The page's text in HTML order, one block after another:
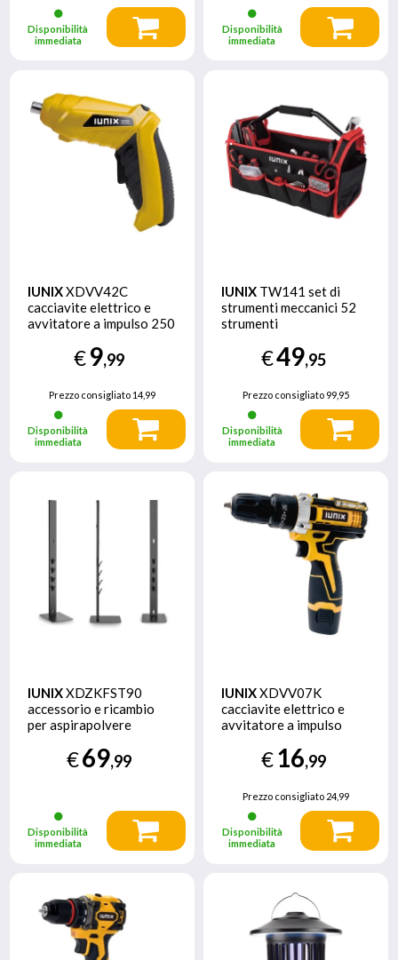
Disponibilità
immediata
Disponibilità
immediata
IUNIXXDVV42C
cacciavite elettrico e
avvitatore a impulso 250
€9,99
Prezzo consigliato14,99
Disponibilità
immediata
IUNIX TW141 set di
strumenti meccanici 52
strumenti
€49,95
Prezzo consigliato 99,95
Disponibilità
immediata
IUNIXXDZKFST90
accessorio e ricambio
per aspirapolvere
Aspirapolvere elettrica
€69,99
Disponibilità
immediata
IUNIXXDVV07K
cacciavite elettrico e
avvitatore a impulso
€16,99
Prezzo consigliato 24,99
Disponibilità
immediata